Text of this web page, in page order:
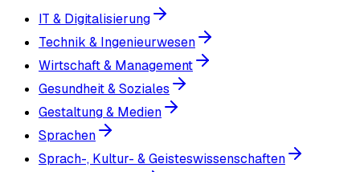
IT & Digitalisierung
Technik & Ingenieurwesen
Wirtschaft & Management
Gesundheit & Soziales
Gestaltung & Medien
Sprachen
Sprach-, Kultur- & Geisteswissenschaften